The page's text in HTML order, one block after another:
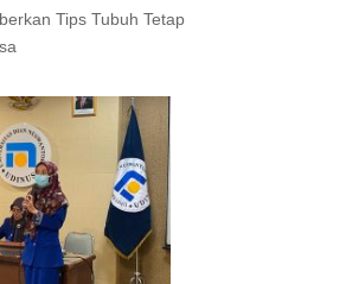
Tips Tubuh Tetap